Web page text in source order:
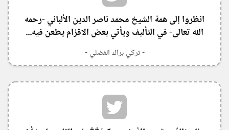
‏انظروا إلى همة الشيخ محمد ناصر الدين الألباني -رحمه
الله تعالى- في التأليف ويأتي بعض الاقزام يطعن فيه...
- تركي براك الفضلي -